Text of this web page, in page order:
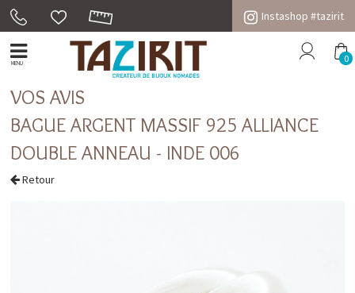
Instashop #tazirit
MENU 0
VOS AVIS
BAGUE ARGENT MASSIF 925 ALLIANCE
DOUBLE ANNEAU - INDE 006
Retour